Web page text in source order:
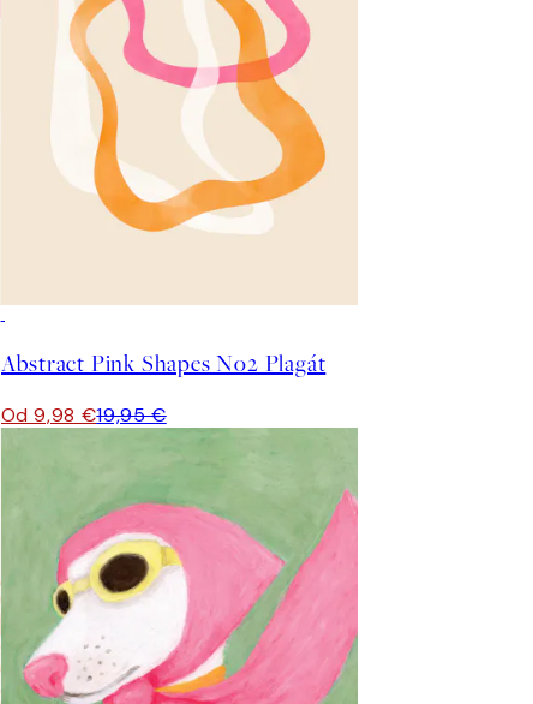
Abstract Pink Shapes No2 Plagát
Od 9,98 €19,95 €